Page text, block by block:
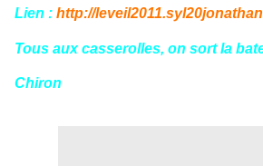
Lien : http://
Tous aux casserolles, on sort la
Chiron